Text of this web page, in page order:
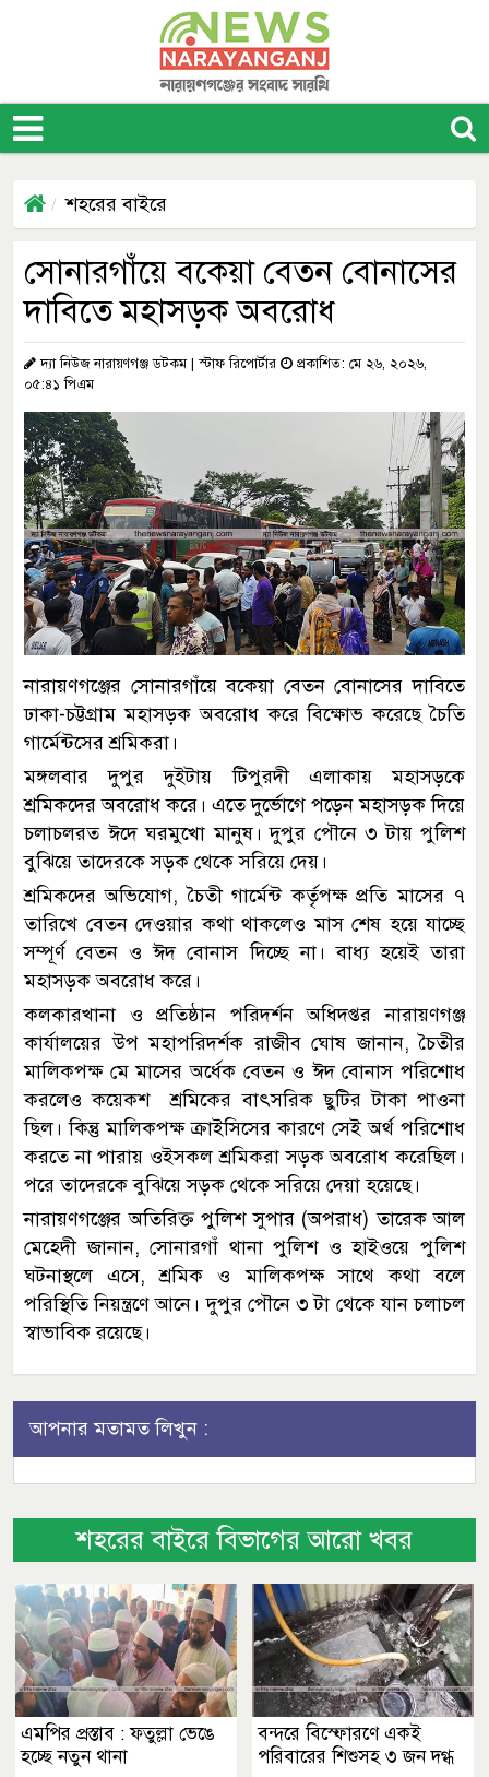
শহরের বাইরে
সোনারগাঁয়ে বকেয়া বেতন বোনাসের
দাবিতে মহাসড়ক অবরোধ
দ্যা নিউজ নারায়ণগঞ্জ ডটকম | স্টাফ রিপোর্টার
প্রকাশিত: মে ২৬, ২০২৬,
০৫:৪১ পিএম
নারায়ণগঞ্জের সোনারগাঁয়ে বকেয়া বেতন বোনাসের দাবিতে
ঢাকা-চট্টগ্রাম মহাসড়ক অবরোধ করে বিক্ষোভ করেছে চৈতি
গার্মেন্টসের শ্রমিকরা।
মঙ্গলবার দুপুর দুইটায় টিপুরদী এলাকায় মহাসড়কে
শ্রমিকদের অবরোধ করে। এতে দুর্ভোগে পড়েন মহাসড়ক দিয়ে
চলাচলরত ঈদে ঘরমুখো মানুষ। দুপুর পৌনে ৩ টায় পুলিশ
বুঝিয়ে তাদেরকে সড়ক থেকে সরিয়ে দেয়।
শ্রমিকদের অভিযোগ, চৈতী গার্মেন্ট কর্তৃপক্ষ প্রতি মাসের ৭
তারিখে বেতন দেওয়ার কথা থাকলেও মাস শেষ হয়ে যাচ্ছে
সম্পূর্ণ বেতন ও ঈদ বোনাস দিচ্ছে না। বাধ্য হয়েই তারা
মহাসড়ক অবরোধ করে।
কলকারখানা ও প্রতিষ্ঠান পরিদর্শন অধিদপ্তর নারায়ণগঞ্জ
কার্যালয়ের উপ মহাপরিদর্শক রাজীব ঘোষ জানান, চৈতীর
মালিকপক্ষ মে মাসের অর্ধেক বেতন ও ঈদ বোনাস পরিশোধ
করলেও কয়েকশ শ্রমিকের বাৎসরিক ছুটির টাকা পাওনা
ছিল। কিন্তু মালিকপক্ষ ক্রাইসিসের কারণে সেই অর্থ পরিশোধ
করতে না পারায় ওইসকল শ্রমিকরা সড়ক অবরোধ করেছিল।
পরে তাদেরকে বুঝিয়ে সড়ক থেকে সরিয়ে দেয়া হয়েছে।
নারায়ণগঞ্জের অতিরিক্ত পুলিশ সুপার (অপরাধ) তারেক আল
মেহেদী জানান, সোনারগাঁ থানা পুলিশ ও হাইওয়ে পুলিশ
ঘটনাস্থলে এসে, শ্রমিক ও মালিকপক্ষ সাথে কথা বলে
পরিস্থিতি নিয়ন্ত্রণে আনে। দুপুর পৌনে ৩ টা থেকে যান চলাচল
স্বাভাবিক রয়েছে।
আপনার মতামত লিখুন :
শহরের বাইরে বিভাগের আরো খবর
এমপির প্রস্তাব : ফতুল্লা ভেঙে
হচ্ছে নতুন থানা
বন্দরে বিস্ফোরণে একই
পরিবারের শিশুসহ ৩ জন দগ্ধ